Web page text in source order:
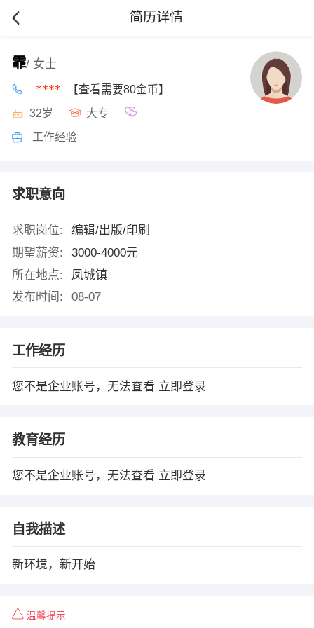
简历详情
霏/ 女士
**** 【查看需要80金币】
32岁 大专
工作经验
求职意向
求职岗位:
编辑/出版/印刷
期望薪资:
3000-4000元
所在地点:
凤城镇
发布时间:
08-07
工作经历
您不是企业账号，无法查看 立即登录
教育经历
您不是企业账号，无法查看 立即登录
自我描述
新环境，新开始
温馨提示